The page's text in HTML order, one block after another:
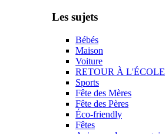
Les sujets
Bébés
Maison
Voiture
RETOUR À L'ÉCOLE
Sports
Fête des Mères
Fête des Pères
Éco-friendly
Fêtes